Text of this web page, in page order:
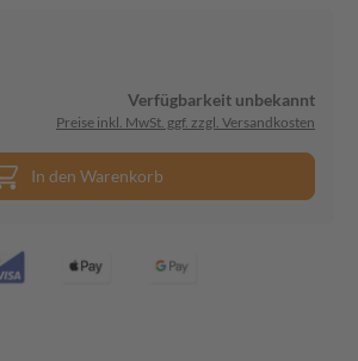
Verfügbarkeit unbekannt
Preise inkl. MwSt. ggf. zzgl. Versandkosten
In den Warenkorb